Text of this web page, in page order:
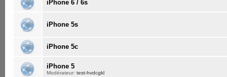
iPhone 6 / 6s
iPhone 5s
iPhone 5c
iPhone 5
Modérateur:test-hvdcgkl